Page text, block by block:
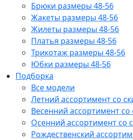
Брюки размеры 48-56
Жакеты размеры 48-56
Жилеты размеры 48-56
Платья размеры 48-56
Трикотаж размеры 48-56
Юбки размеры 48-56
Подборка
Все модели
Летний ассортимент со
Весенний ассортимент со
Осенний ассортимент со
Рождественский